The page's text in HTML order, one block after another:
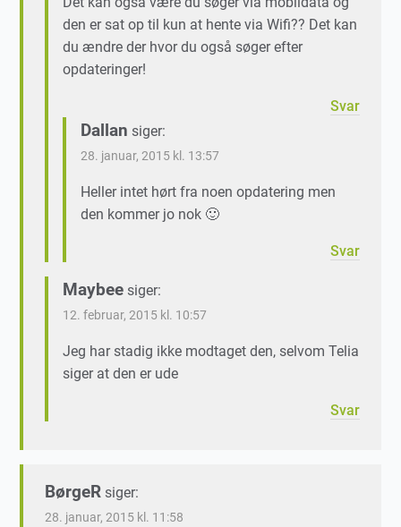
den er sat op til kun at hente via Wifi?? Det kan
du ændre der hvor du også søger efter
opdateringer!
Svar
Dallan siger:
28. januar, 2015 kl. 13:57
Heller intet hørt fra noen opdatering men
den kommer jo nok 🙂
Svar
Maybee siger:
12. februar, 2015 kl. 10:57
Jeg har stadig ikke modtaget den, selvom Telia
siger at den er ude
Svar
BørgeR siger:
28. januar, 2015 kl. 11:58